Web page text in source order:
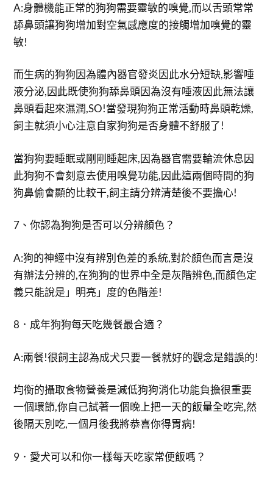
A:身體機能正常的狗狗需要靈敏的嗅覺,而以舌頭常常
舔鼻頭讓狗狗增加對空氣感應度的接觸增加嗅覺的靈
敏!
而生病的狗狗因為體內器官發炎因此水分短缺,影響唾
液分泌,因此既使狗狗舔鼻頭因為沒有唾液因此無法讓
鼻頭看起來濕潤,SO!當發現狗狗正常活動時鼻頭乾燥,
飼主就須小心注意自家狗狗是否身體不舒服了!
當狗狗要睡眠或剛剛睡起床,因為器官需要輪流休息因
此狗狗不會刻意去使用嗅覺功能,因此這兩個時間的狗
狗鼻偷會顯的比較干,飼主請分辨清楚後不要擔心!
7、你認為狗狗是否可以分辨顏色？
A:狗的神經中沒有辨別色差的系統,對於顏色而言是沒
有辦法分辨的,在狗狗的世界中全是灰階辨色,而顏色定
義只能說是」明亮」度的色階差!
8．成年狗狗每天吃幾餐最合適？
A:兩餐!很飼主認為成犬只要一餐就好的觀念是錯誤的!
均衡的攝取食物營養是減低狗狗消化功能負擔很重要
一個環節,你自己試著一個晚上把一天的飯量全吃完,然
後隔天別吃,一個月後我將恭喜你得胃病!
9．愛犬可以和你一樣每天吃家常便飯嗎？